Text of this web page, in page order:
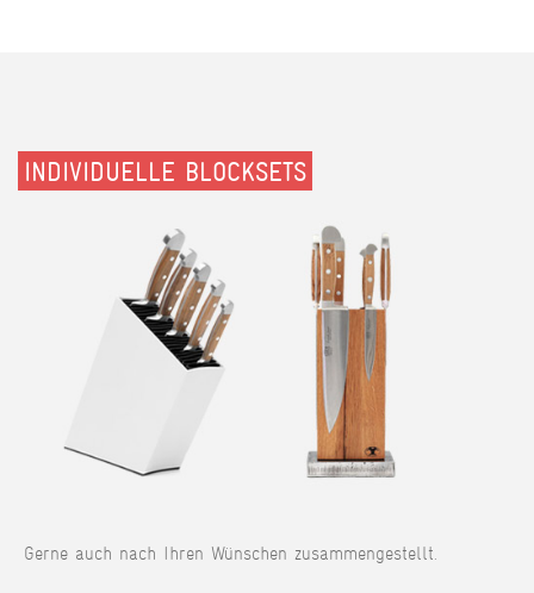
INDIVIDUELLE BLOCKSETS
Gerne auch nach Ihren Wünschen zusammengestellt.